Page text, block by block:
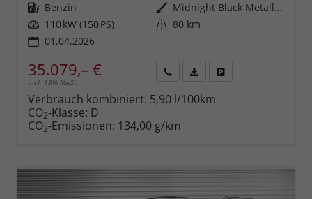
Kraftstoff Benzin Außenfarbe
Midnight Black Metallic (0E)
Leistung 110 kW (150 PS) Kilometerstand 80 km
01.04.2026
35.079,– €
incl. 19% MwSt.
anfordern
Datei,
Verbrauch kombiniert: 5,90 l/100km
CO2-Klasse: D
CO2-Emissionen: 134,00 g/km